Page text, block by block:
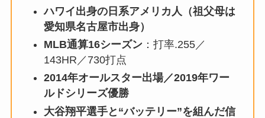
ハワイ出身の日系アメリカ人（祖父母は
愛知県名古屋市出身）
MLB通算16シーズン：打率.255／
143HR／730打点
2014年オールスター出場／2019年ワー
ルドシリーズ優勝
大谷翔平選手と“バッテリー”を組んだ信